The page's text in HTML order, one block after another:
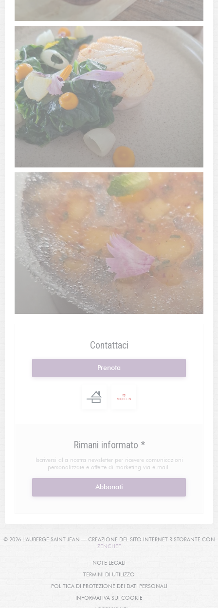
Contattaci
Prenota
Rimani informato *
Iscriversi alla nostra newsletter per ricevere comunicazioni
personalizzate e offerte di marketing via e-mail.
Abbonati
© 2026 L'AUBERGE SAINT JEAN — CREAZIONE DEL SITO INTERNET RISTORANTE CON
ZENCHEF((APRE UNA NUOVA FINESTRA))
NOTE LEGALI
TERMINI DI UTILIZZO
POLITICA DI PROTEZIONE DEI DATI PERSONALI((APRE UNA NUOVA
INFORMATIVA SUI COOKIE